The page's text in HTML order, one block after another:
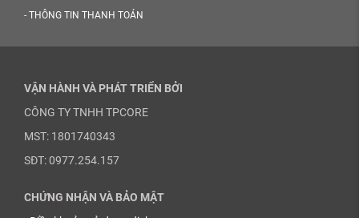
- THÔNG TIN THANH TOÁN
VẬN HÀNH VÀ PHÁT TRIỂN BỞI
CÔNG TY TNHH TPCORE
MST: 1801740343
SĐT: 0977.254.157
CHỨNG NHẬN VÀ BẢO MẬT